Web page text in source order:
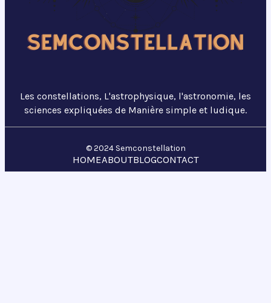
Les constellations, L'astrophysique, l'astronomie, les
sciences expliquées de Manière simple et ludique.
© 2024 Semconstellation
HOMEABOUTBLOGCONTACT